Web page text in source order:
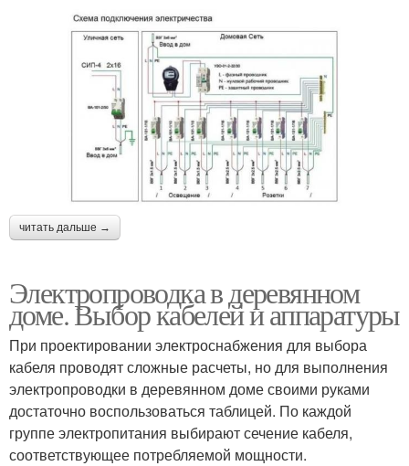
читать дальше →
Электропроводка в деревянном
доме. Выбор кабелей и аппаратуры
При проектировании электроснабжения для выбора
кабеля проводят сложные расчеты, но для выполнения
электропроводки в деревянном доме своими руками
достаточно воспользоваться таблицей. По каждой
группе электропитания выбирают сечение кабеля,
соответствующее потребляемой мощности.